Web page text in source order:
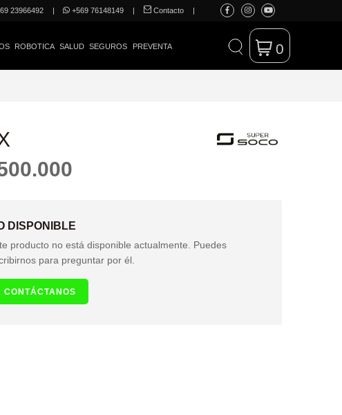
23966492 | +569 76148149 | Contacto |
ROBOTICA SALUD SEGUROS PREVENTA 0
DISPONIBLE
producto no está disponible actualmente. Puedes
para preguntar por él.
CONTÁCTANOS